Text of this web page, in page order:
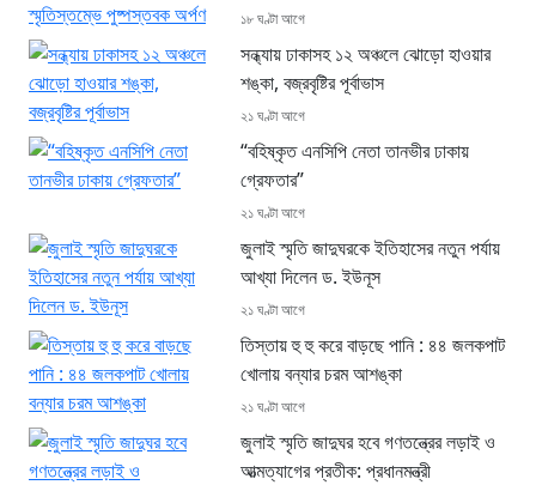
১৮ ঘণ্টা আগে
সন্ধ্যায় ঢাকাসহ ১২ অঞ্চলে ঝোড়ো হাওয়ার
শঙ্কা, বজ্রবৃষ্টির পূর্বাভাস
২১ ঘণ্টা আগে
“বহিষ্কৃত এনসিপি নেতা তানভীর ঢাকায়
গ্রেফতার”
২১ ঘণ্টা আগে
জুলাই স্মৃতি জাদুঘরকে ইতিহাসের নতুন পর্যায়
আখ্যা দিলেন ড. ইউনূস
২১ ঘণ্টা আগে
তিস্তায় হু হু করে বাড়ছে পানি : ৪৪ জলকপাট
খোলায় বন্যার চরম আশঙ্কা
২১ ঘণ্টা আগে
জুলাই স্মৃতি জাদুঘর হবে গণতন্ত্রের লড়াই ও
আত্মত্যাগের প্রতীক: প্রধানমন্ত্রী